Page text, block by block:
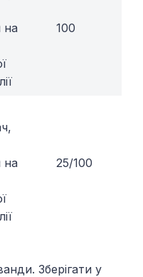
на
100
на
25/100
Зберігати у